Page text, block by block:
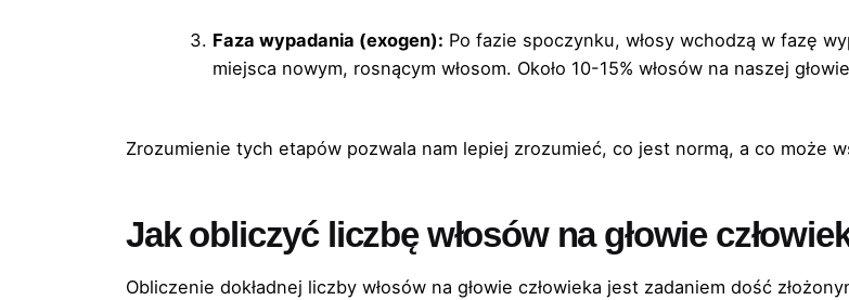
Faza wypadania (exogen): Po fazie spoczynku, włosy wchodzą w fazę
miejsca nowym, rosnącym włosom. Około 10-15% włosów na naszej
Zrozumienie tych etapów pozwala nam lepiej zrozumieć, co jest normą, a co może
Jak obliczyć liczbę włosów na głowie
Obliczenie dokładnej liczby włosów na głowie człowieka jest zadaniem dość